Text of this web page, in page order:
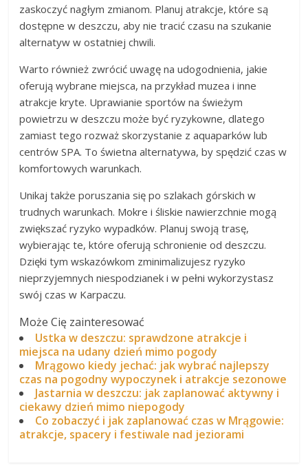
zaskoczyć nagłym zmianom. Planuj atrakcje, które są
dostępne w deszczu, aby nie tracić czasu na szukanie
alternatyw w ostatniej chwili.
Warto również zwrócić uwagę na udogodnienia, jakie
oferują wybrane miejsca, na przykład muzea i inne
atrakcje kryte. Uprawianie sportów na świeżym
powietrzu w deszczu może być ryzykowne, dlatego
zamiast tego rozważ skorzystanie z aquaparków lub
centrów SPA. To świetna alternatywa, by spędzić czas w
komfortowych warunkach.
Unikaj także poruszania się po szlakach górskich w
trudnych warunkach. Mokre i śliskie nawierzchnie mogą
zwiększać ryzyko wypadków. Planuj swoją trasę,
wybierając te, które oferują schronienie od deszczu.
Dzięki tym wskazówkom zminimalizujesz ryzyko
nieprzyjemnych niespodzianek i w pełni wykorzystasz
swój czas w Karpaczu.
Może Cię zainteresować
Ustka w deszczu: sprawdzone atrakcje i
miejsca na udany dzień mimo pogody
Mrągowo kiedy jechać: jak wybrać najlepszy
czas na pogodny wypoczynek i atrakcje sezonowe
Jastarnia w deszczu: jak zaplanować aktywny i
ciekawy dzień mimo niepogody
Co zobaczyć i jak zaplanować czas w Mrągowie:
atrakcje, spacery i festiwale nad jeziorami